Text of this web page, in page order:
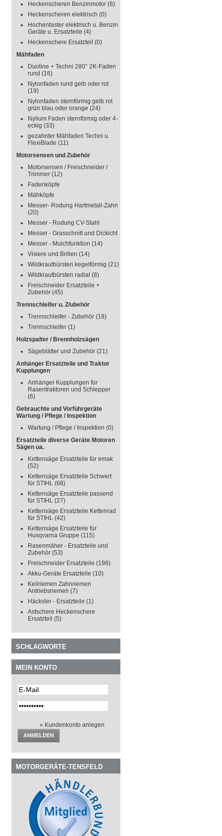
Heckenscheren Benzinmotor (6)
Heckenscheren elektrisch (0)
Hochentaster elektrisch u. Benzin
Geräte u. Ersatzteile (4)
Heckenschere Ersatzteil (0)
Mähfaden
Duoline + Techni 280° 2K-Faden
rund (16)
Nylonfaden rund gelb oder rot
(19)
Nylonfaden sternförmig gelb rot
grün blau oder orange (24)
Nylium Faden sternförmig oder 4-
eckig (33)
gezahnter Mähfaden Techni u.
FlexiBlade (11)
Motorsensen und Zubehör
Motorsensen / Freischneider /
Trimmer (12)
Fadenköpfe
Mähköpfe
Messer- Rodung Hartmetall-Zahn
(20)
Messer - Rodung CV-Stahl
Messer - Grasschnitt und Dickicht
Messer - Mulchfunktion (14)
Visiere und Brillen (14)
Wildkrautbürsten kegelförmig (21)
Wildkrautbürsten radial (8)
Freischneider Ersatzteile +
Zubehör (45)
Trennschleifer u. Z/ubehör
Trennschleifer - Zubehör (18)
Trennschleifer (1)
Holzspalter / Brennholzsägen
Sägeblätter und Zubehör (21)
Anhänger Ersatzteile und Traktor
Kupplungen
Anhänger Kupplungen für
Rasentraktoren und Schlepper
(6)
Gebrauchte und Vorführgeräte
Wartung / Pflege / Inspektion
Wartung / Pflege / Inspektion (0)
Ersatzteile diverse Geräte Motoren
Sägen ua.
Kettensäge Ersatzteile für emak
(52)
Kettensäge Ersatzteile Schwert
für STIHL (68)
Kettensäge Ersatzteile passend
für STIHL (27)
Kettensäge Ersatzteile Kettenrad
für STIHL (42)
Kettensäge Ersatzteile für
Husqvarna Gruppe (115)
Rasenmäher - Ersatzteile und
Zubehör (53)
Freischneider Ersatzteile (198)
Akku-Geräte Ersatzteile (10)
Keilriemen Zahnriemen
Antriebsriemen (7)
Häcksler - Ersatzteile (1)
Astschere Heckenschere
Ersatzteil (5)
SCHLAGWORTE
MEIN KONTO
» Kundenkonto anlegen
ANMELDEN
MOTORGERÄTE-TENSFELD